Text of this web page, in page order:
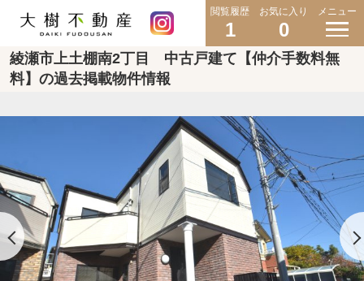
閲覧履歴
1
お気に入り
0
メニュー
綾瀬市上土棚南2丁目 中古戸建て【仲介手数料無
料】の過去掲載物件情報